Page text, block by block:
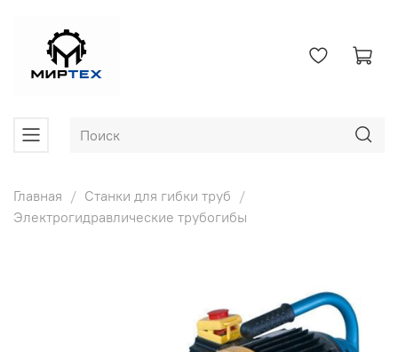
Главная
Станки для гибки труб
Электрогидравлические трубогибы